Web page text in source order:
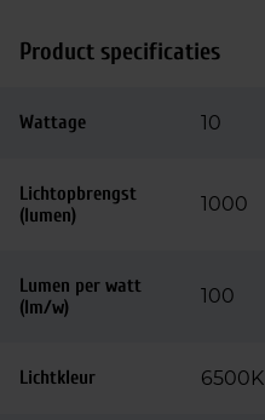
Product specificaties
Wattage 10
Lichtopbrengst
(lumen)
1000
Lumen per watt
(lm/w)
100
Lichtkleur 6500K